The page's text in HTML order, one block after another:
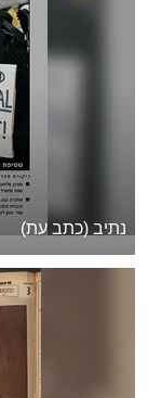
נתיב (כתב עת)